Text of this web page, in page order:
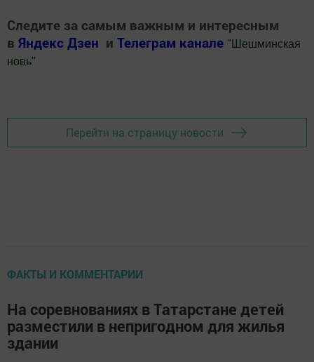
Следите за самым важным и интересным
в Яндекс Дзен и Телеграм канале " Шешминская
новь"
Перейти на страницу новости
ФАКТЫ И КОММЕНТАРИИ
На соревнованиях в Татарстане детей
разместили в непригодном для жилья
здании